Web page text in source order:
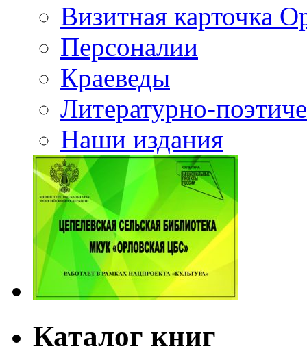
Визитная карточка
Персоналии
Краеведы
Литературно-
Наши издания
Каталог книг